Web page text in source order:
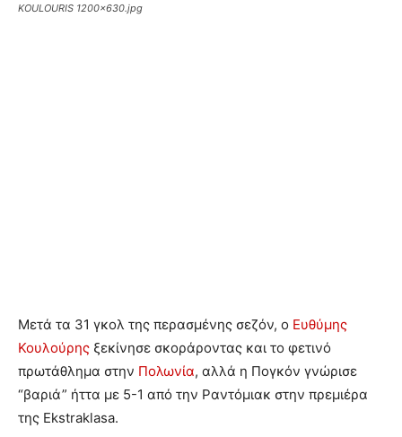
KOULOURIS 1200x630.jpg
Μετά τα 31 γκολ της περασμένης σεζόν, ο Ευθύμης
Κουλούρης ξεκίνησε σκοράροντας και το φετινό
πρωτάθλημα στην Πολωνία, αλλά η Πογκόν γνώρισε
“βαριά” ήττα με 5-1 από την Ραντόμιακ στην πρεμιέρα
της Ekstraklasa.